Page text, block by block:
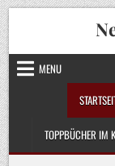
Skip
to
content
MENU
TOPPBÜCHER IM